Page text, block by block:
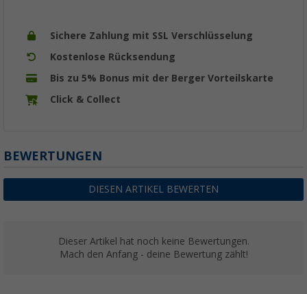
Sichere Zahlung mit SSL Verschlüsselung
Kostenlose Rücksendung
Bis zu 5% Bonus mit der Berger Vorteilskarte
Click & Collect
BEWERTUNGEN
DIESEN ARTIKEL BEWERTEN
Dieser Artikel hat noch keine Bewertungen.
Mach den Anfang - deine Bewertung zählt!